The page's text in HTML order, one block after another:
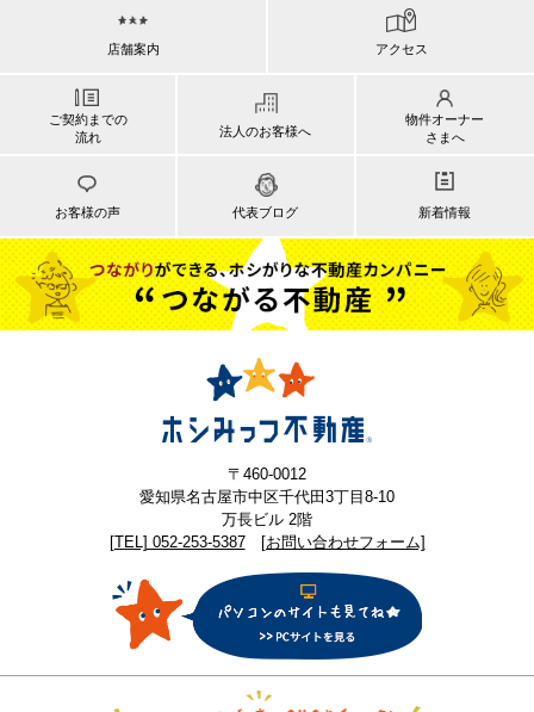
店舗案内 アクセス
ご契約までの
流れ
法人のお客様へ
物件オーナー
さまへ
お客様の声 代表ブログ 新着情報
〒460-0012
愛知県名古屋市中区千代田3丁目8-10
万長ビル 2階
[TEL] 052-253-5387
[お問い合わせフォーム]